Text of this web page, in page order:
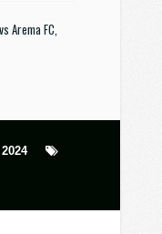
Arema FC,